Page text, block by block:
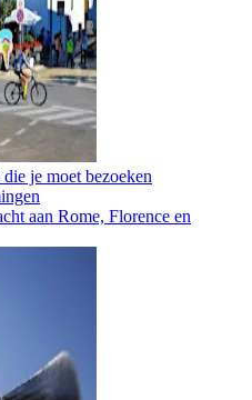
je moet bezoeken
aan Rome, Florence en